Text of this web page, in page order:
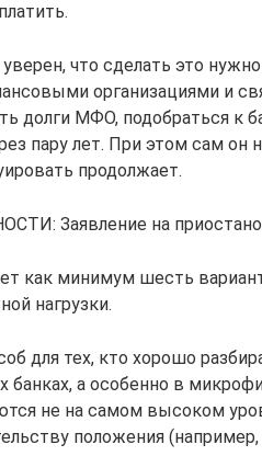
уверен, что сделать это
организациями и
долги МФО, подобраться к
пару лет. При этом сам
продолжает.
Заявление на
как минимум шесть
нагрузки.
для тех, кто хорошо
банках, а особенно в
не на самом высоком
положения